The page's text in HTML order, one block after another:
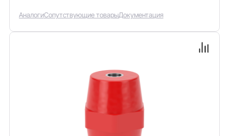
АналогиСопутствующие товарыДокументация